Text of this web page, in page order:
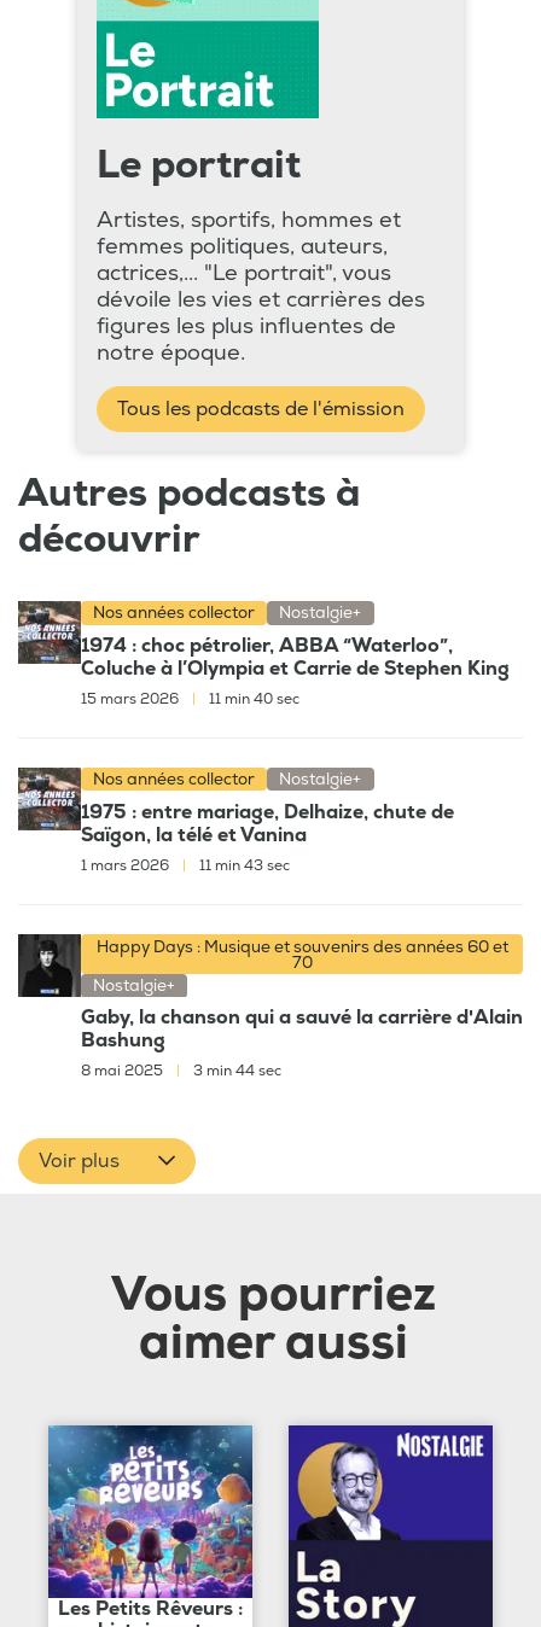
Le portrait
Artistes, sportifs, hommes et
femmes politiques, auteurs,
actrices,... "Le portrait", vous
dévoile les vies et carrières des
figures les plus influentes de
notre époque.
Tous les podcasts de l'émission
Autres podcasts à
découvrir
Nos années collector Nostalgie+
1974 : choc pétrolier, ABBA “Waterloo”,
Coluche à l’Olympia et Carrie de Stephen King
15 mars 2026 11 min 40 sec
Nos années collector Nostalgie+
1975 : entre mariage, Delhaize, chute de
Saïgon, la télé et Vanina
1 mars 2026 11 min 43 sec
Happy Days : Musique et souvenirs des années 60 et
70
Nostalgie+
Gaby, la chanson qui a sauvé la carrière d'Alain
Bashung
8 mai 2025 3 min 44 sec
Voir plus
Vous pourriez
aimer aussi
Les Petits Rêveurs :